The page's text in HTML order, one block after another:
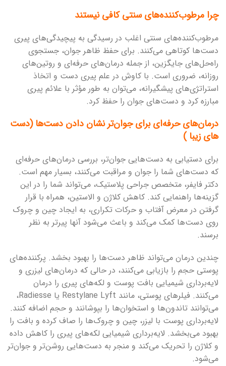
چرا مرطوب‌کننده‌های سنتی کافی نیستند
مرطوب‌کننده‌های سنتی اغلب در رسیدگی به پیچیدگی‌های پیری
دست‌ها کوتاهی می‌کنند. برای حفظ ظاهر جوان، جستجوی
راه‌حل‌های جایگزین، از جمله درمان‌های حرفه‌ای و روتین‌های
روزانه، ضروری است. با کاوش در علم پیری دست و اتخاذ
استراتژی‌های پیشگیرانه، می‌توان به طور مؤثر با علائم پیری
مبارزه کرد و دست‌های جوان را حفظ کرد.
درمان‌های حرفه‌ای برای جوان‌تر نشان دادن دست‌ها (دست
های زیبا )
برای دستیابی به دست‌هایی جوان‌تر، بررسی درمان‌های حرفه‌ای
که دست‌های شما را جوان و مراقبت می‌کنند، بسیار مهم است.
دکتر فایفر، متخصص جراحی پلاستیک، می‌تواند شما را در این
گزینه‌ها راهنمایی کند. کاهش کلاژن و الاستین، همراه با قرار
گرفتن در معرض آفتاب و حرکات تکراری، به ایجاد چین و چروک
روی دست‌ها کمک می‌کند و باعث می‌شود آنها پیرتر به نظر
برسند.
چندین درمان می‌تواند ظاهر دست‌ها را بهبود بخشد. پرکننده‌های
پوستی حجم را بازیابی می‌کنند، در حالی که درمان‌های لیزری و
لایه‌برداری شیمیایی بافت پوست و لکه‌های پیری را درمان
می‌کنند. فیلرهای پوستی، مانند Restylane Lyft یا Radiesse،
می‌توانند تاندون‌ها و استخوان‌ها را بپوشانند و حجم اضافه کنند.
لایه‌برداری پوست با لیزر، چین و چروک‌ها را صاف کرده و بافت را
بهبود می‌بخشد. لایه‌برداری شیمیایی لکه‌های پیری را کاهش داده
و کلاژن را تحریک می‌کند و منجر به دست‌هایی روشن‌تر و جوان‌تر
می‌شود.